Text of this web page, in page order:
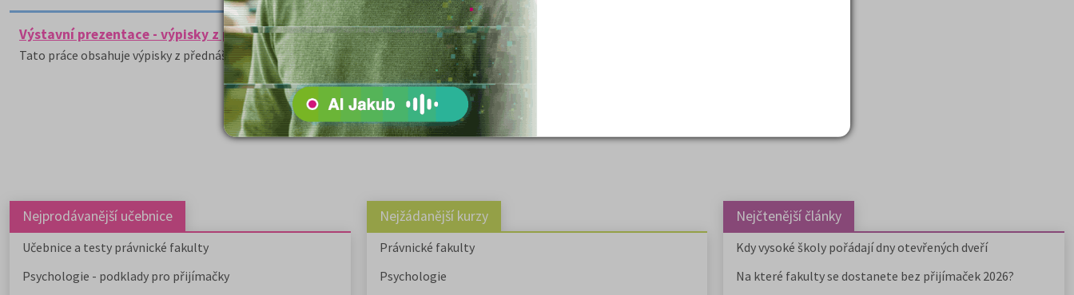
Výstavní prezentace - výpisky z přednášek
Tato práce obsahuje výpisky z přednášek na téma výstavní prezentace.
Nejprodávanější učebnice
Učebnice a testy právnické fakulty
Psychologie - podklady pro přijímačky
Nejžádanější kurzy
Právnické fakulty
Psychologie
Nejčtenější články
Kdy vysoké školy pořádají dny otevřených dveří
Na které fakulty se dostanete bez přijímaček 2026?